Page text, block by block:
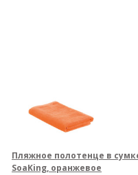
Пляжное полотенце в
SoaKing, оранжевое